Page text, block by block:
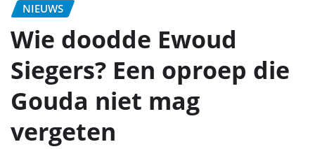
NIEUWS
Wie doodde Ewoud
Siegers? Een oproep die
Gouda niet mag
vergeten